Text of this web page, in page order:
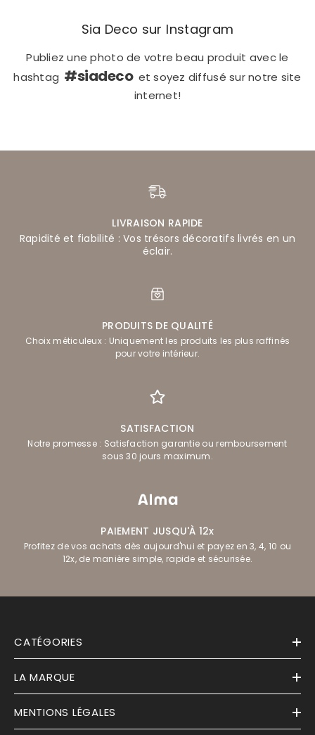
Sia Deco sur Instagram
Publiez une photo de votre beau produit avec le
hashtag #siadeco et soyez diffusé sur notre site
internet!
LIVRAISON RAPIDE
Rapidité et fiabilité : Vos trésors décoratifs livrés en un
éclair.
PRODUITS DE QUALITÉ
Choix méticuleux : Uniquement les produits les plus raffinés
pour votre intérieur.
SATISFACTION
Notre promesse : Satisfaction garantie ou remboursement
sous 30 jours maximum.
PAIEMENT JUSQU'À 12x
Profitez de vos achats dès aujourd'hui et payez en 3, 4, 10 ou
12x, de manière simple, rapide et sécurisée.
CATÉGORIES
LA MARQUE
MENTIONS LÉGALES